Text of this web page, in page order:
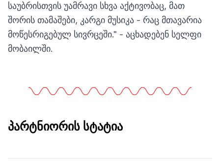
საუბრისთვის უამრავი სხვა აქტივობაც, მათ
შორის თამაშები, კარგი მუსიკა - რაც მთავარია
მოწესრიგებულ სივრცეში." - აცხადებენ სელფი
მობაილში.
პარტნიორის სტატია